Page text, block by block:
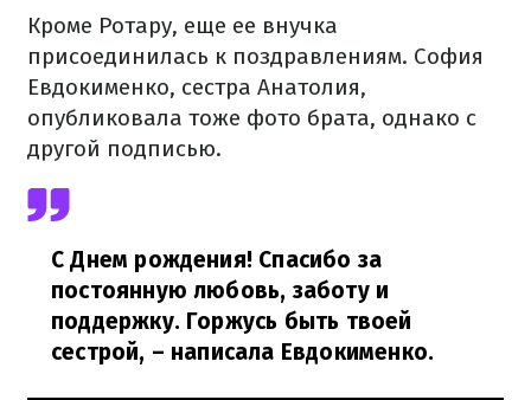
Кроме Ротару, еще ее внучка
присоединилась к поздравлениям. София
Евдокименко, сестра Анатолия,
опубликовала тоже фото брата, однако с
другой подписью.
С Днем рождения! Спасибо за
постоянную любовь, заботу и
поддержку. Горжусь быть твоей
сестрой, – написала Евдокименко.